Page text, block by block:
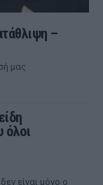
–
μας
όλοι
είναι μόνο ο